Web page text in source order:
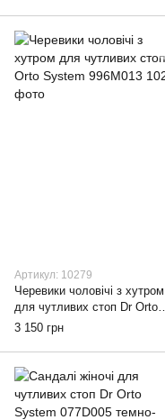
Артикул: 10279
Черевики чоловічі з хутром
для чутливих стоп Dr Orto
System 996M013, 42
3 150 грн